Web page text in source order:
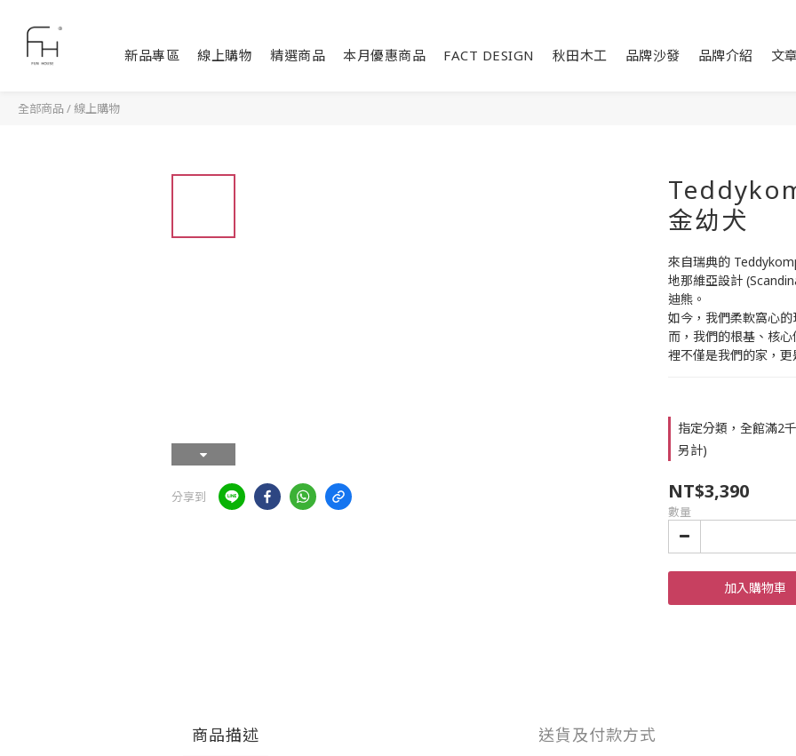
新品專區 線上購物 精選商品 本月優惠商品 FACT DESIGN 秋田木工 品牌沙發 品牌介紹 文
全部商品 / 線上購物
分享到
金幼犬
來自瑞典的
地那維亞設計
迪熊。
如今，我們柔軟窩心
而，我們的根基、核
裡不僅是我們的家，
指定分類，全館滿2
另計)
NT$3,390
數量
加入購物車
商品描述 送貨及付款方式